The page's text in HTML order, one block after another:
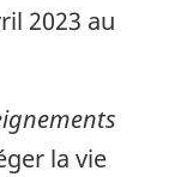
2023 au
la vie